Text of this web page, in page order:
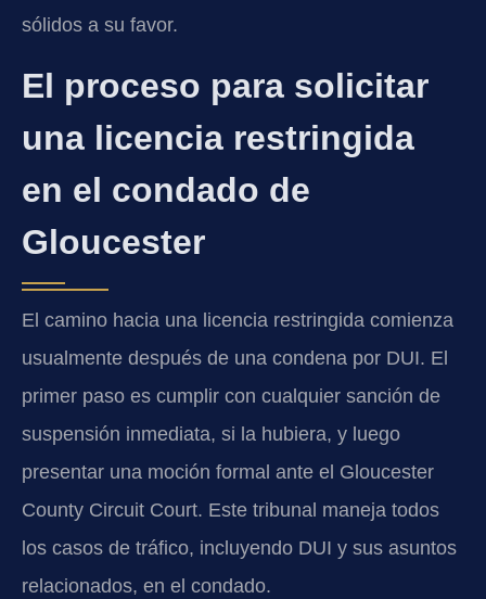
sólidos a su favor.
El proceso para solicitar
una licencia restringida
en el condado de
Gloucester
El camino hacia una licencia restringida comienza
usualmente después de una condena por DUI. El
primer paso es cumplir con cualquier sanción de
suspensión inmediata, si la hubiera, y luego
presentar una moción formal ante el Gloucester
County Circuit Court. Este tribunal maneja todos
los casos de tráfico, incluyendo DUI y sus asuntos
relacionados, en el condado.